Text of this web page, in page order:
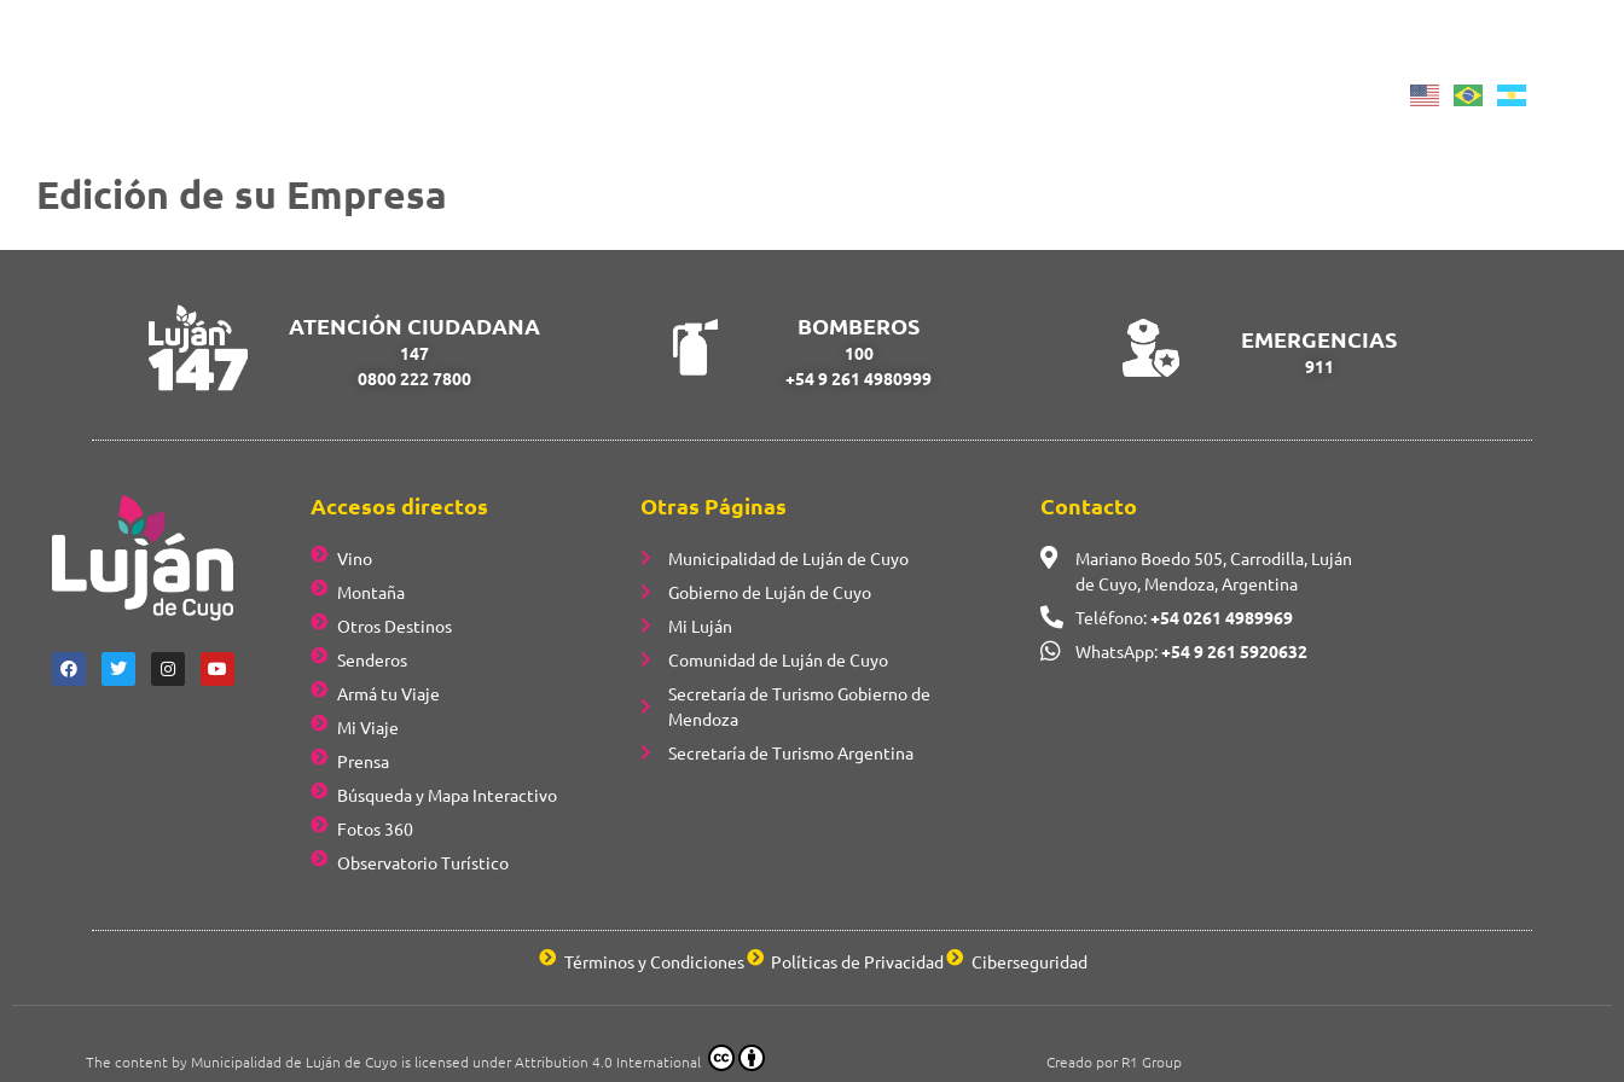
Edición de su Empresa
ATENCIÓN CIUDADANA
147
0800 222 7800
BOMBEROS
100
+54 9 261 4980999
EMERGENCIAS
911
Accesos directos
Vino
Montaña
Otros Destinos
Senderos
Armá tu Viaje
Mi Viaje
Prensa
Búsqueda y Mapa Interactivo
Fotos 360
Observatorio Turístico
Otras Páginas
Municipalidad de Luján de Cuyo
Gobierno de Luján de Cuyo
Mi Luján
Comunidad de Luján de Cuyo
Secretaría de Turismo Gobierno de
Mendoza
Secretaría de Turismo Argentina
Contacto
Mariano Boedo 505, Carrodilla, Luján
de Cuyo, Mendoza, Argentina
Teléfono:+54 0261 4989969
WhatsApp:+54 9 261 5920632
Términos y Condiciones Políticas de Privacidad Ciberseguridad
The content by Municipalidad de Luján de Cuyo is licensed under Attribution 4.0 International Creado por R1 Group